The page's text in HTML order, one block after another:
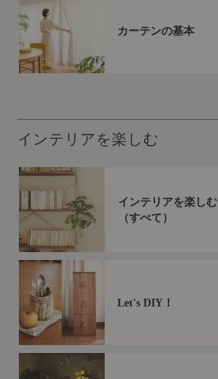
カーテンの基本
インテリアを楽しむ
インテリアを楽しむ
（すべて）
Let's DIY！